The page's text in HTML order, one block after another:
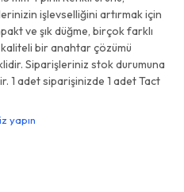
işlevselliğini artırmak için
ve şık düğme, birçok farklı
bir anahtar çözümü
Siparişleriniz stok durumuna
adet siparişinizde 1 adet Tact
yapın